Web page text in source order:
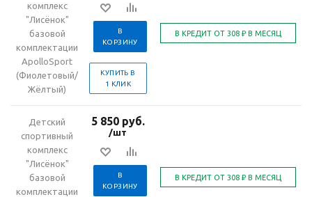
комплекс
"Лисёнок"
базовой
комплектации
ApolloSport
(Фиолетовый/
Жёлтый)
В
КОРЗИНУ
КУПИТЬ В
1 КЛИК
Детский
спортивный
комплекс
"Лисёнок"
базовой
комплектации
5 850 руб.
/шт
В
КОРЗИНУ